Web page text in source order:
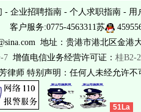
- 企业招聘指南 - 个人求职指南 - 用
客户服务:0775-4563311苏
地址：贵港市港北区金港
7增值电信业务经营许可证： 桂B2-
律师 特别声明：任何人未经允许
51La